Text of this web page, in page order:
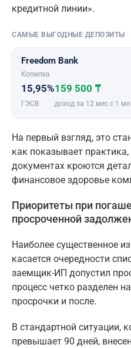
кредитной линии».
САМЫЕ ВЫГОДНЫЕ ДЕПОЗИТЫ
Freedom Bank
Копилка
15,95%
ГЭСВ
159 500 ₸
доход за 12 мес с 1
На первый взгляд, это
как показывает
документах кроются
финансовое здоровье
Приоритеты при
просроченной
Наиболее существенное
касается очередности
заемщик-ИП допустил
процесс четко разделен
просрочки и после.
В стандартной ситуации,
превышает 90 дней,